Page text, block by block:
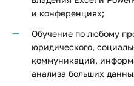
и конференциях;
Обучение по любому
юридического,
коммуникаций,
анализа больших